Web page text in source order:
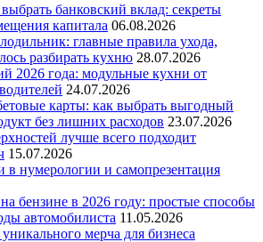
банковский вклад: секреты
капитала 06.08.2026
главные правила ухода,
разбирать кухню 28.07.2026
2026 года: модульные кухни от
24.07.2026
карты: как выбрать выгодный
без лишних расходов 23.07.2026
лучше всего подходит
15.07.2026
в нумерологии и самопрезентация
бензине в 2026 году: простые способы
автомобилиста 11.05.2026
мерча для бизнеса